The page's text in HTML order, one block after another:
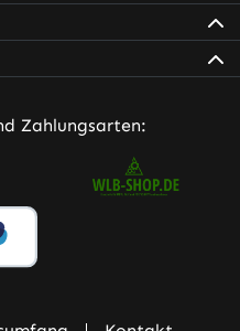
Zahlungsarten: